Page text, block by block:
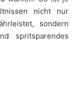
nicht nur
sondern
spritsparendes